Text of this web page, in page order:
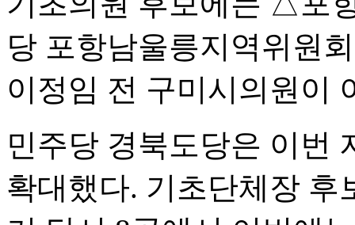
당 포항남울릉지역위원
이정임 전 구미시의원이
민주당 경북도당은 이번
확대했다. 기초단체장 후